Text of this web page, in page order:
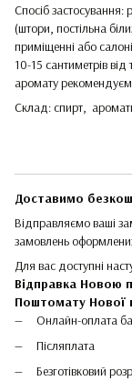
Спосіб застосування:
(штори, постільна
приміщенні або
10-15 сантиметрів
аромату
Склад: спирт,
Доставимо
Відправляємо ваші
замовлень
Для вас доступні
Відправка Новою
Поштомату Нової
Онлайн-оплата
Післяплата
Безготівковий